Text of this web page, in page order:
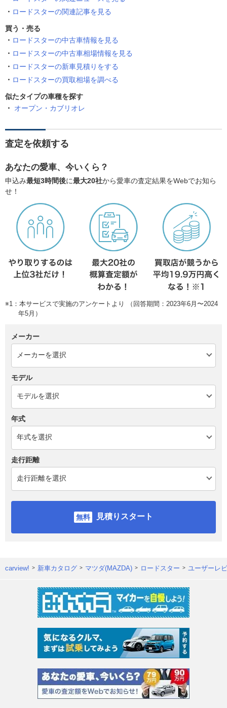
ロードスターの関連記事を見る
買う・売る
ロードスターの中古車情報を見る
ロードスターの中古車相場情報を見る
ロードスターの新車見積りをする
ロードスターの買取相場を調べる
似たタイプの車種を探す
オープン・カブリオレ
査定を依頼する
あなたの愛車、今いくら？
申込み最短3時間後に最大20社から愛車の査定結果をWebでお知ら
せ！
※1：本サービスで実施のアンケートより （回答期間：2023年6月〜2024
年5月）
メーカー
モデル
年式
走行距離
見積りスタート
carview! 新車カタログ マツダ(MAZDA) ロードスター ユーザーレ